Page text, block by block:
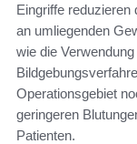
Eingriffe
an umliegenden
wie die
Operationsgebiet
geringeren
Patienten.